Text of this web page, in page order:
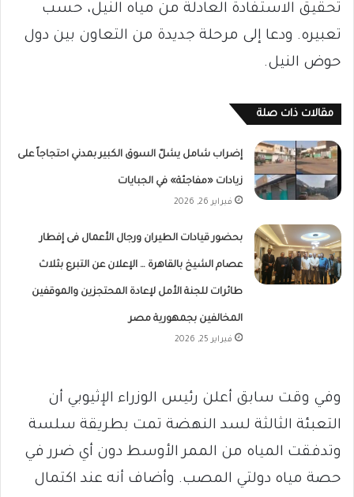
تحقيق الاستفادة العادلة من مياه النيل، حسب
تعبيره. ودعا إلى مرحلة جديدة من التعاون بين دول
حوض النيل.
مقالات ذات صلة
إضراب شامل يشلّ السوق الكبير بمدني احتجاجاً على
زيادات «مفاجئة» في الجبايات
فبراير 26, 2026
بحضور قيادات الطيران ورجال الأعمال فى إفطار
عصام الشيخ بالقاهرة … الإعلان عن التبرع بثلاث
طائرات للجنة الأمل لإعادة المحتجزين والموقفين
المخالفين بجمهورية مصر
فبراير 25, 2026
وفي وقت سابق أعلن رئيس الوزراء الإثيوبي أن
التعبئة الثالثة لسد النهضة تمت بطريقة سلسة
وتدفقت المياه من الممر الأوسط دون أي ضرر في
حصة مياه دولتي المصب. وأضاف أنه عند اكتمال